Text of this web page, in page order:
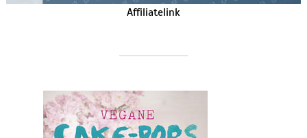
Affiliatelink